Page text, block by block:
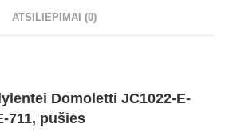
ATSILIEPIMAI (0)
Domoletti JC1022-E-
711, pušies